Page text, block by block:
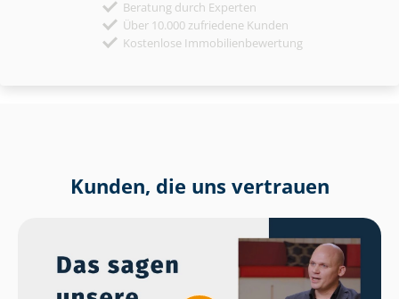
Beratung durch Experten
Über 10.000 zufriedene Kunden
Kostenlose Immobilienbewertung
Kunden, die uns vertrauen